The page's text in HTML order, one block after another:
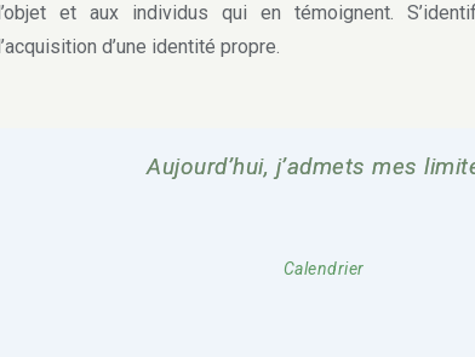
l’objet et aux individus qui en témoignent.
l’acquisition d’une identité propre.
Aujourd’hui, j’admets mes
Calendrier